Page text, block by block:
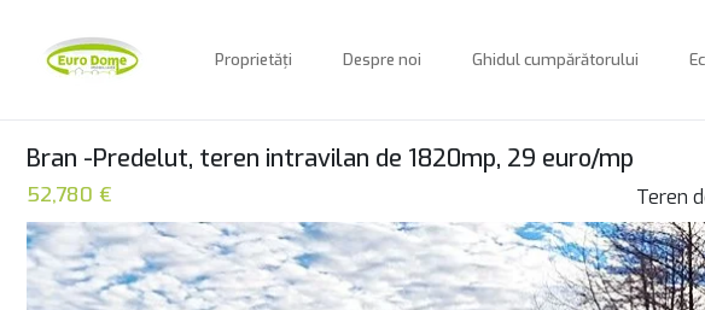
Proprietăți Despre noi Ghidul cumpărătorului
Bran -Predelut, teren intravilan de 1820mp, 29 euro/mp
52,780 € Teren